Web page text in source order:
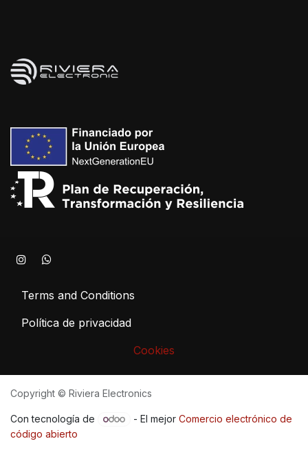
Terms and Conditions
Política de privacidad
Cookies
Copyright © Riviera Electronics
Con tecnología de - El mejorComercio electrónico de
código abierto